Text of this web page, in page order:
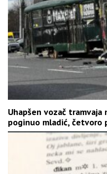
Uhapšen vozač
poginuo mladić, četvoro